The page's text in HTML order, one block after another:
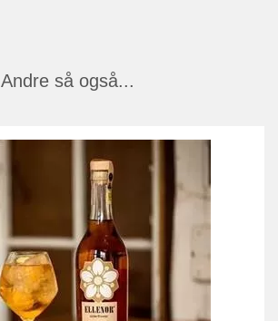
Andre så også...